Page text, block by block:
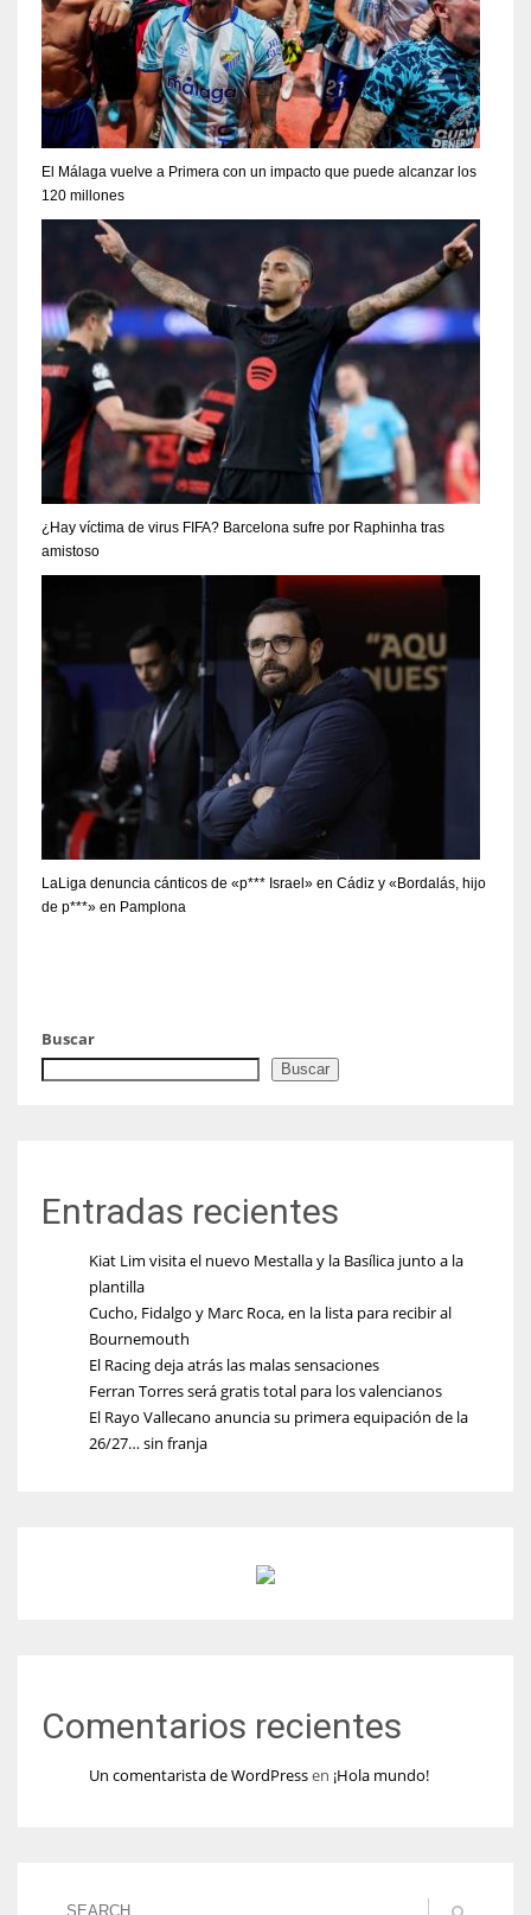
El Málaga vuelve a Primera con un impacto que puede alcanzar los
120 millones
¿Hay víctima de virus FIFA? Barcelona sufre por Raphinha tras
amistoso
LaLiga denuncia cánticos de «p*** Israel» en Cádiz y «Bordalás, hijo
de p***» en Pamplona
Buscar
Buscar
Entradas recientes
Kiat Lim visita el nuevo Mestalla y la Basílica junto a la
plantilla
Cucho, Fidalgo y Marc Roca, en la lista para recibir al
Bournemouth
El Racing deja atrás las malas sensaciones
Ferran Torres será gratis total para los valencianos
El Rayo Vallecano anuncia su primera equipación de la
26/27… sin franja
Comentarios recientes
Un comentarista de WordPressen ¡Hola mundo!